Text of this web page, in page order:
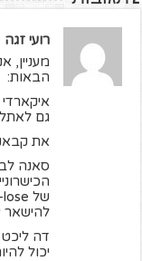
רועי זגה
מעניין,
הבאות:
איקארדי
גם
את
סאנה
להישאר
דה ליכט
יכול